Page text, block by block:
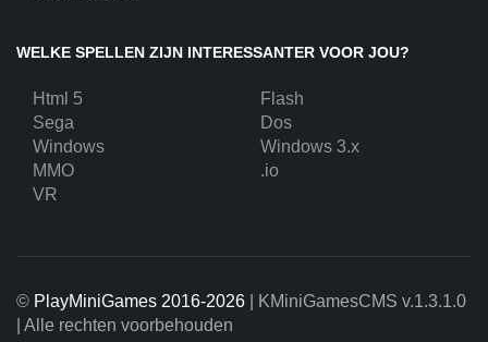
WELKE SPELLEN ZIJN INTERESSANTER VOOR JOU?
Html 5
Flash
Sega
Dos
Windows
Windows 3.x
MMO
.io
VR
© PlayMiniGames 2016-2026 | KMiniGamesCMS v.1.3.1.0
| Alle rechten voorbehouden